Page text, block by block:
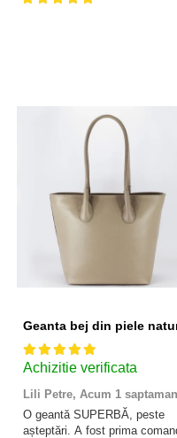
Achizitie verificata
Lili Petre, Acum 1
O geantă SUPERBĂ, peste
așteptări. A fost prima